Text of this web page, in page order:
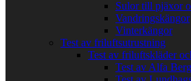
Sulor till pjäxor
Vandringskängor
Vinterkängor
Test av friluftsutrustning
Test av friluftskläder
Test av Alfa